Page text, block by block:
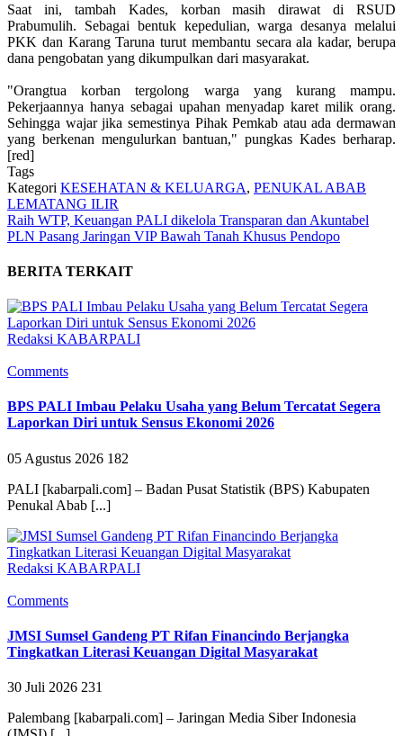
Saat ini, tambah Kades, korban masih dirawat di RSUD
Prabumulih. Sebagai bentuk kepedulian, warga desanya melalui
PKK dan Karang Taruna turut membantu secara ala kadar, berupa
dana pengobatan yang dikumpulkan dari masyarakat.
"Orangtua korban tergolong warga yang kurang mampu.
Pekerjaannya hanya sebagai upahan menyadap karet milik orang.
Sehingga wajar jika semestinya Pihak Pemkab atau ada dermawan
yang berkenan mengulurkan bantuan," pungkas Kades berharap.
[red]
Tags
Kategori KESEHATAN & KELUARGA, PENUKAL ABAB
LEMATANG ILIR
‎Raih WTP, Keuangan PALI dikelola Transparan dan Akuntabel
PLN Pasang Jaringan VIP Bawah Tanah Khusus Pendopo
BERITA TERKAIT
Redaksi KABARPALI
Comments
BPS PALI Imbau Pelaku Usaha yang Belum Tercatat Segera
Laporkan Diri untuk Sensus Ekonomi 2026
05 Agustus 2026 182
PALI [kabarpali.com] – Badan Pusat Statistik (BPS) Kabupaten
Penukal Abab [...]
Redaksi KABARPALI
Comments
JMSI Sumsel Gandeng PT Rifan Financindo Berjangka
Tingkatkan Literasi Keuangan Digital Masyarakat
30 Juli 2026 231
Palembang [kabarpali.com] – Jaringan Media Siber Indonesia